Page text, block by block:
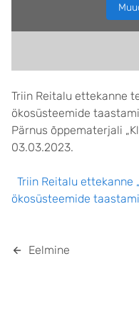
Triin Reitalu ettekanne
ökosüsteemide
Pärnus õppematerjali
03.03.2023.
Triin Reitalu ettekanne
ökosüsteemide
Eelmine